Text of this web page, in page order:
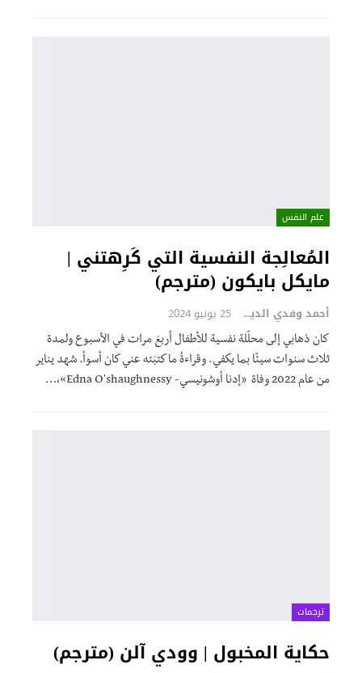
علم النفس
المُعالِجة النفسية التي كَرِهتني |
مايكل بايكون (مترجم)
أحمد وفدي الديب 25 يونيو 2024
كان ذهابي إلى محلّلة نفسية للأطفال أربعَ مرات في الأسبوع ولمدة
ثلاث سنوات سيئًا بما يكفي. وقراءةُ ما كتبَته عني كان أسوأ. شهد يناير
من عام 2022 وفاة «إدنا أوشونيسي- Edna O'shaughnessy»،…
ترجمات
حكاية المخبول | وودي آلن (مترجم)